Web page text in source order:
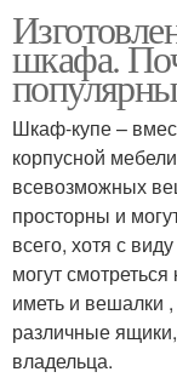
шкафа.
Шкаф-купе –
корпусной
всевозможных
просторны и
всего, хотя с
могут
иметь и вешалки
различные
владельца.